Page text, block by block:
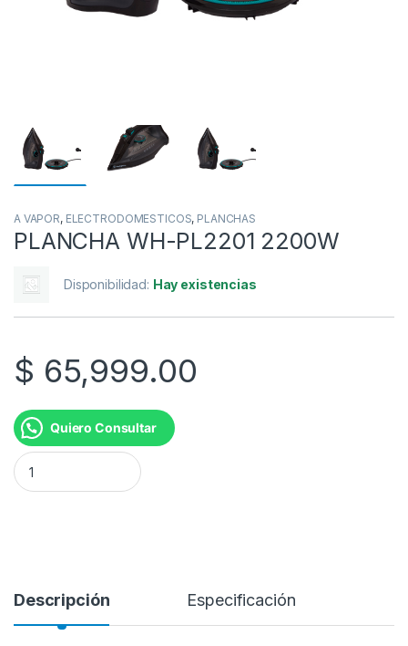
A VAPOR, ELECTRODOMESTICOS, PLANCHAS
PLANCHA WH-PL2201 2200W
Disponibilidad: Hay existencias
$ 65,999.00
Quiero Consultar
PLANCHA WH-PL2201 2200W cantidad
Descripción Especificación